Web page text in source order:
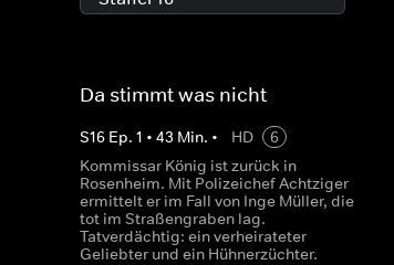
Da stimmt was nicht
S16 Ep. 1 • 43 Min. • HD
6
Kommissar König ist zurück in
Rosenheim. Mit Polizeichef Achtziger
ermittelt er im Fall von Inge Müller, die
tot im Straßengraben lag.
Tatverdächtig: ein verheirateter
Geliebter und ein Hühnerzüchter.